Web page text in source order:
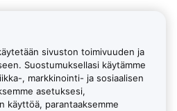
sivuston toimivuuden ja
Suostumuksellasi käytämme
, markkinointi- ja sosiaalisen
asetuksesi,
käyttöä, parantaaksemme